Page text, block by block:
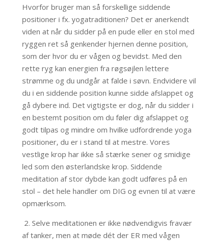
Hvorfor bruger man så forskellige siddende
positioner i fx. yogatraditionen? Det er anerkendt
viden at når du sidder på en pude eller en stol med
ryggen ret så genkender hjernen denne position,
som der hvor du er vågen og bevidst. Med den
rette ryg kan energien fra røgsøjlen lettere
strømme og du undgår at falde i søvn. Endvidere vil
du i en siddende position kunne sidde afslappet og
gå dybere ind. Det vigtigste er dog, når du sidder i
en bestemt position om du føler dig afslappet og
godt tilpas og mindre om hvilke udfordrende yoga
positioner, du er i stand til at mestre. Vores
vestlige krop har ikke så stærke sener og smidige
led som den østerlandske krop. Siddende
meditation af stor dybde kan godt udføres på en
stol – det hele handler om DIG og evnen til at være
opmærksom.
2. Selve meditationen er ikke nødvendigvis fravær
af tanker, men at møde dét der ER med vågen